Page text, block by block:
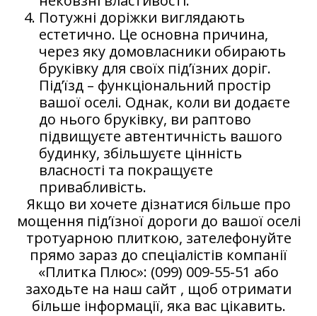
Потужні доріжки виглядають
естетично. Це основна причина,
через яку домовласники обирають
бруківку для своїх під’їзних доріг.
Під’їзд – функціональний простір
вашої оселі. Однак, коли ви додаєте
до нього бруківку, ви раптово
підвищуєте автентичність вашого
будинку, збільшуєте цінність
власності та покращуєте
привабливість.
Якщо ви хочете дізнатися більше про
мощення під’їзної дороги до вашої оселі
тротуарною плиткою, зателефонуйте
прямо зараз до спеціалістів компанії
«Плитка Плюс»: (099) 009-55-51 або
заходьте на наш сайт , щоб отримати
більше інформації, яка вас цікавить.